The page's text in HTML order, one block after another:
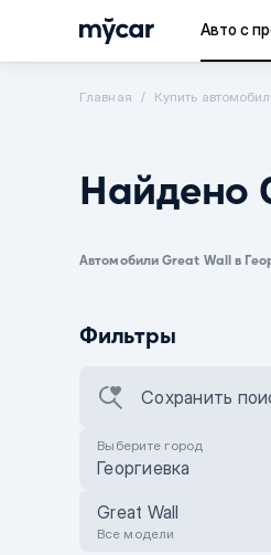
Авто с
Главная Купить
Найдено
Автомобили Great Wall в
Фильтры
Сохранить
Выберите город
Георгиевка
Great Wall
Все модели